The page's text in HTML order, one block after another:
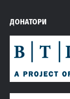
ДОНАТОРИ